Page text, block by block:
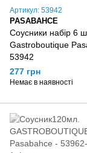
Артикул: 53942
PASABAHCE
Соусники набір 6
Gastroboutique
53942
277 грн
Немає в наявності